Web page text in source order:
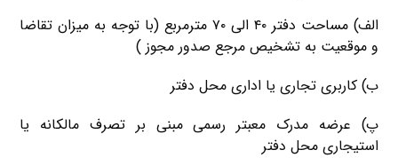
الف) مساحت دفتر ۴۰ الی ۷۰ مترمربع (با توجه به میزان تقاضا
و موقعیت به تشخیص مرجع صدور مجوز )
ب) کاربری تجاری یا اداری محل دفتر
پ) عرضه مدرک معبتر رسمی مبنی بر تصرف مالکانه یا
استیجاری محل دفتر